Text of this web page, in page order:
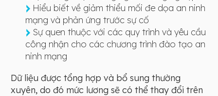
Hiểu biết về giảm thiểu mối đe dọa an ninh
mạng và phản ứng trước sự cố
Sự quen thuộc với các quy trình và yêu cầu
công nhận cho các chương trình đào tạo an
ninh mạng
Dữ liệu được tổng hợp và bổ sung thường
xuyên, do đó mức lương sẽ có thể thay đổi trên